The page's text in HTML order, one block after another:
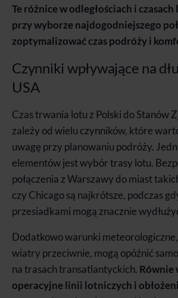
Te różnice w odległościach i
przy wyborze najdogodniejszego
zoptymalizować czas podróży i
Czynniki wpływające na
USA
Czas trwania lotu z Polski do Stanów
zależy od wielu czynników, które
uwagę przy planowaniu podróży.
elementów jest wybór trasy lotu.
połączenia z Warszawy do miast
czy Chicago są najkrótsze, podczas
przesiadkami mogą znacznie
Dodatkowo warunki
wiatry przeciwnie, mogą opóźnić
na trasach transatlantyckich. Równie
operacyjne linii lotniczych i